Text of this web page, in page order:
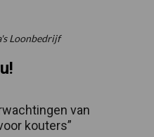
Loonbedrijf
van
kouters”